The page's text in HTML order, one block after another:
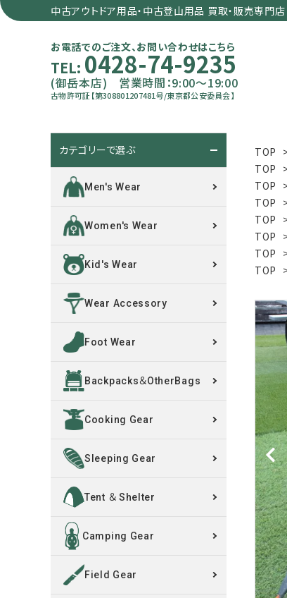
中古アウトドア用品・中古登山用品 買取・販売専門
お電話でのご注文、お問い合わせはこちら
TEL: 0428-74-9235
(御岳本店) 営業時間：9:00～19:00
古物許可証【第308801207481号/東京都公安委員会】
レンタル・修理
INFORMATION
ACCOUNT MENU
ようこそ ゲスト 様
ログイン
TOP
TOP
TOP
TOP
TOP
TOP
TOP
TOP
カテゴリーで選ぶ
Men's Wear
Women's Wear
Kid's Wear
Wear Accessory
Foot Wear
Backpacks＆OtherBags
Cooking Gear
Sleeping Gear
Tent ＆ Shelter
Camping Gear
Field Gear